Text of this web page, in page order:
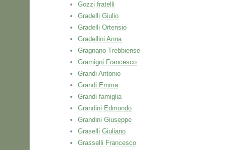
Gozzi fratelli
Gradelli Giulio
Gradelli Ortensio
Gradellini Anna
Gragnano Trebbiense
Gramigni Francesco
Grandi Antonio
Grandi Emma
Grandi famiglia
Grandini Edmondo
Grandini Giuseppe
Graselli Giuliano
Grasselli Francesco